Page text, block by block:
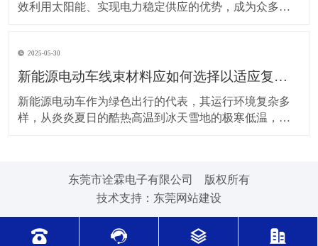
效利用太阳能、实现电力稳定供应的优势，成为众多领
安全。因此，在安装储能光伏线束时，有许多问题需要
格外留意。 安装前的准备工作至关重要。在开始安装前
2025-05-30
新能源电动车线束材料应如何选择以适应复杂的环境温度范围？
新能源电动车作为绿色出行的代表，其运行环境复杂多
样，从炎炎夏日的酷热高温到冰天雪地的极寒低温，车
环境下，新能源电动车的电池、电机等部件工作时会散
东莞市诠霖电子有限公司 版权所有
技术支持： 东莞网站建设